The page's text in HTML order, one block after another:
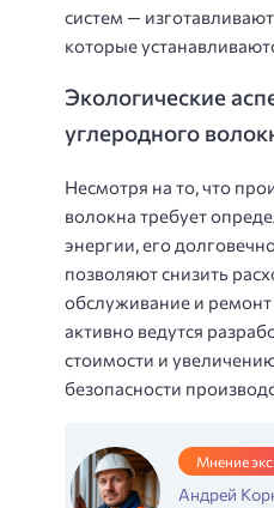
систем —
которые
Экологические
углеродного
Несмотря на то, что
волокна требует
энергии, его
позволяют снизить
обслуживание и
активно ведутся
стоимости и
безопасности
Мнение
Андрей